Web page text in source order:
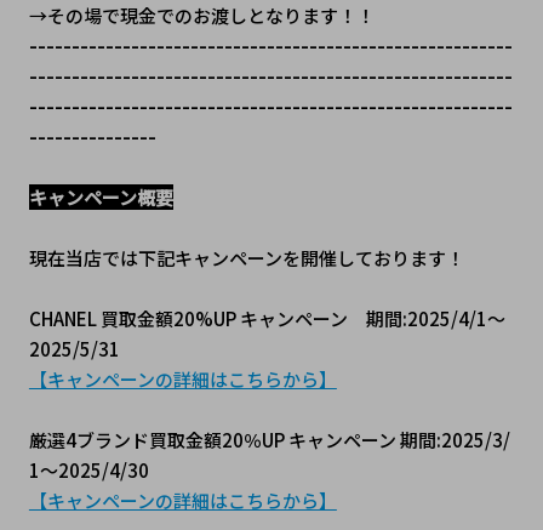
→その場で現金でのお渡しとなります！！
---------------------------------------------------------
---------------------------------------------------------
---------------------------------------------------------
---------------
キャンペーン概要
現在当店では下記キャンペーンを開催しております！
CHANEL 買取金額20%UP キャンペーン　期間:2025/4/1～
2025/5/31
【キャンペーンの詳細はこちらから】
厳選4ブランド買取金額20％UP キャンペーン 期間:2025/3/
1～2025/4/30
【キャンペーンの詳細はこちらから】